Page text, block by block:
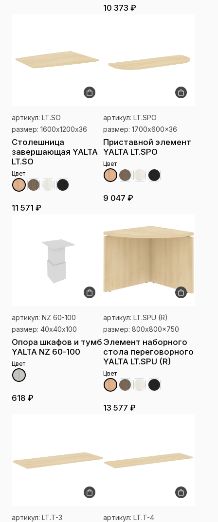
10 373 ₽
артикул: LT.SO
размер: 1600х1200х36
Столешница
завершающая YALTA
LT.SO
Цвет
11 571 ₽
артикул: LT.SРО
размер: 1700x600x36
Приставной элемент
YALTA LT.SРО
Цвет
9 047 ₽
артикул: NZ 60-100
размер: 40х40х100
Опора шкафов и тумб
YALTA NZ 60-100
Цвет
618 ₽
артикул: LT.SPU (R)
размер: 800x800x750
Элемент наборного
стола переговорного
YALTA LT.SPU (R)
Цвет
13 577 ₽
артикул: LT.T-3
артикул: LT.T-4